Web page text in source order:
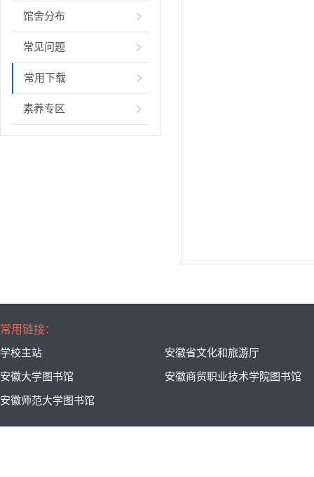
馆舍分布
常见问题
常用下载
素养专区
常用链接：
学校主站 安徽省文化和旅游厅
安徽大学图书馆 安徽商贸职业技术学院图书馆
安徽师范大学图书馆